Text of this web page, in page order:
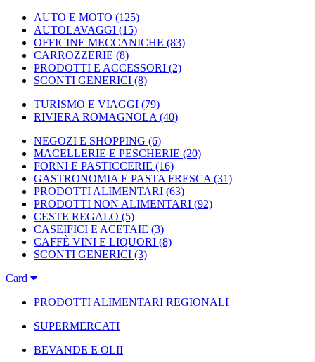
AUTO E MOTO (125)
AUTOLAVAGGI (15)
OFFICINE MECCANICHE (83)
CARROZZERIE (8)
PRODOTTI E ACCESSORI (2)
SCONTI GENERICI (8)
TURISMO E VIAGGI (79)
RIVIERA ROMAGNOLA (40)
NEGOZI E SHOPPING (6)
MACELLERIE E PESCHERIE (20)
FORNI E PASTICCERIE (16)
GASTRONOMIA E PASTA FRESCA (31)
PRODOTTI ALIMENTARI (63)
PRODOTTI NON ALIMENTARI (92)
CESTE REGALO (5)
CASEIFICI E ACETAIE (3)
CAFFÈ VINI E LIQUORI (8)
SCONTI GENERICI (3)
Card
PRODOTTI ALIMENTARI REGIONALI
SUPERMERCATI
BEVANDE E OLII